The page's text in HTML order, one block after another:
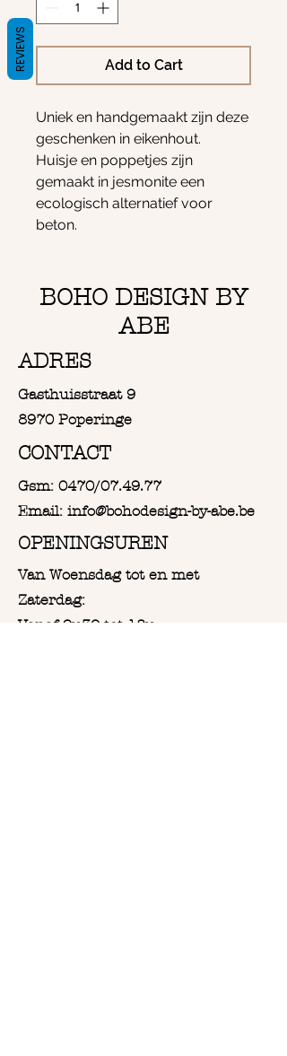
Add to Cart
Uniek en handgemaakt zijn deze
geschenken in eikenhout.
Huisje en poppetjes zijn
gemaakt in jesmonite een
ecologisch alternatief voor
beton.
BOHO DESIGN BY
ABE
ADRES
Gasthuisstraat 9
8970 Poperinge
CONTACT
Gsm: 0470/07.49.77
Email: info@bohodesign-by-abe.be
OPENINGSUREN
Van Woensdag tot en met
Zaterdag:
Vanaf 9u30 tot 18u
REVIEWS